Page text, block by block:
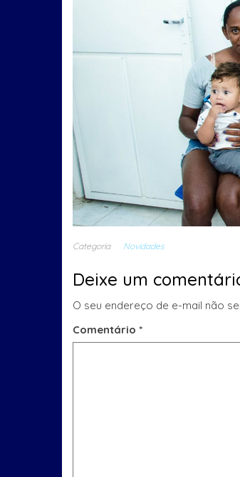
Categoria Novidades
Deixe um
O seu endereço de e-mail não
Comentário *